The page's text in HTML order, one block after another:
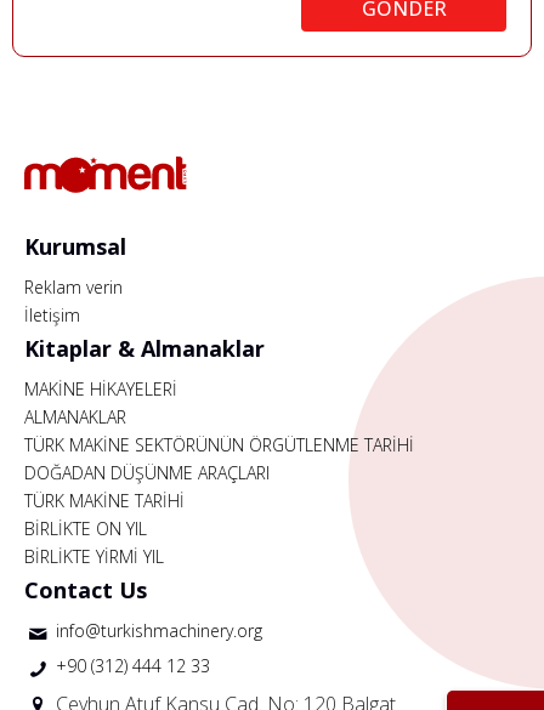
GÖNDER
Kurumsal
Reklam verin
İletişim
Kitaplar & Almanaklar
MAKİNE HİKAYELERİ
ALMANAKLAR
TÜRK MAKİNE SEKTÖRÜNÜN ÖRGÜTLENME TARİHİ
DOĞADAN DÜŞÜNME ARAÇLARI
TÜRK MAKİNE TARİHİ
BİRLİKTE ON YIL
BİRLİKTE YİRMİ YIL
Contact Us
info@turkishmachinery.org
+90 (312) 444 12 33
Ceyhun Atuf Kansu Cad. No: 120 Balgat